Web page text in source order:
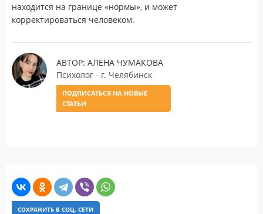
находится на границе «нормы», и может
корректироваться человеком.
АВТОР: АЛЁНА ЧУМАКОВА
Психолог - г. Челябинск
ПОДПИСАТЬСЯ НА НОВЫЕ
СТАТЬИ
СОХРАНИТЬ В СОЦ. СЕТИ